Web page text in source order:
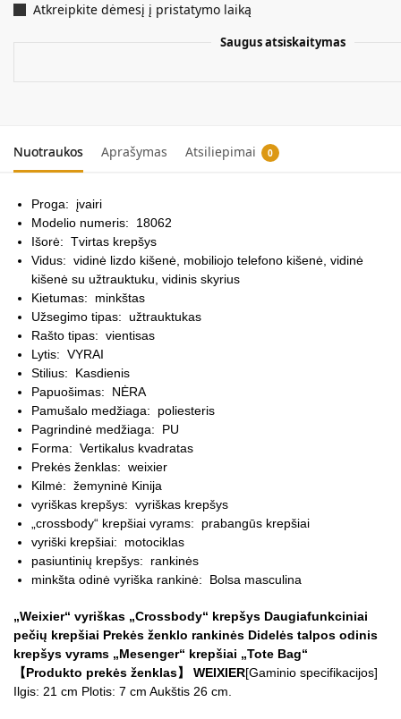
a
Atkreipkite dėmesį į pristatymo laiką
Saugus atsiskaitymas
Nuotraukos Aprašymas Atsiliepimai 0
Proga: įvairi
Modelio numeris: 18062
Išorė: Tvirtas krepšys
Vidus: vidinė lizdo kišenė, mobiliojo telefono kišenė, vidinė
kišenė su užtrauktuku, vidinis skyrius
Kietumas: minkštas
Užsegimo tipas: užtrauktukas
Rašto tipas: vientisas
Lytis: VYRAI
Stilius: Kasdienis
Papuošimas: NĖRA
Pamušalo medžiaga: poliesteris
Pagrindinė medžiaga: PU
Forma: Vertikalus kvadratas
Prekės ženklas: weixier
Kilmė: žemyninė Kinija
vyriškas krepšys: vyriškas krepšys
„crossbody“ krepšiai vyrams: prabangūs krepšiai
vyriški krepšiai: motociklas
pasiuntinių krepšys: rankinės
minkšta odinė vyriška rankinė: Bolsa masculina
„Weixier“ vyriškas „Crossbody“ krepšys Daugiafunkciniai
pečių krepšiai Prekės ženklo rankinės Didelės talpos odinis
krepšys vyrams „Mesenger“ krepšiai „Tote Bag“
【Produkto prekės ženklas】 WEIXIER[Gaminio specifikacijos]
Ilgis: 21 cm Plotis: 7 cm Aukštis 26 cm.